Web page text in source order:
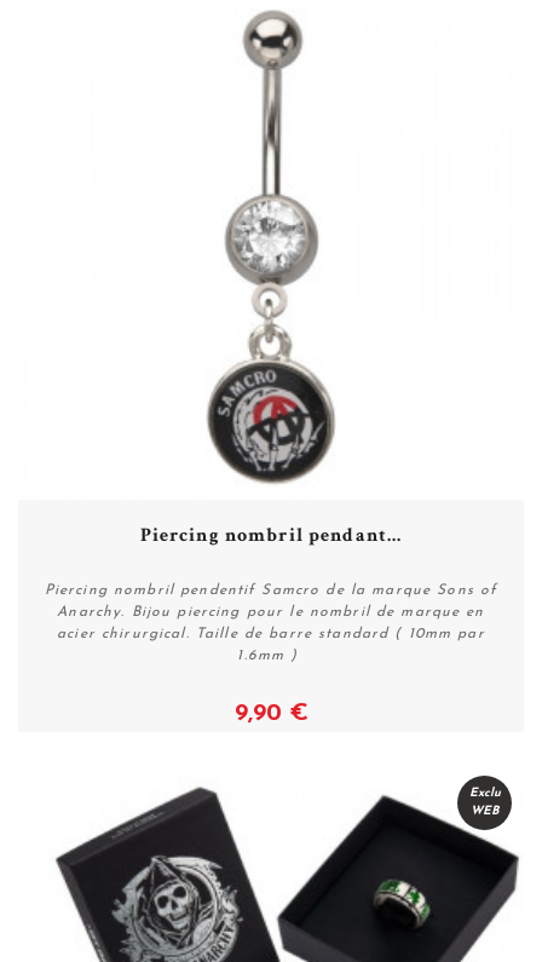
Piercing nombril pendant...
Piercing nombril pendentif Samcro de la marque Sons of
Anarchy. Bijou piercing pour le nombril de marque en
acier chirurgical. Taille de barre standard ( 10mm par
1.6mm )
9,90 €
Exclu
WEB